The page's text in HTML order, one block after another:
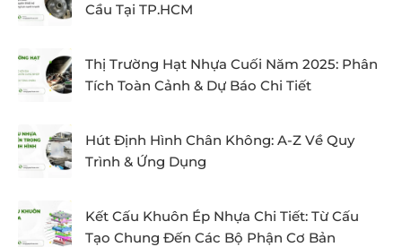
Cầu Tại TP.HCM
Thị Trường Hạt Nhựa Cuối Năm 2025: Phân
Tích Toàn Cảnh & Dự Báo Chi Tiết
Hút Định Hình Chân Không: A-Z Về Quy
Trình & Ứng Dụng
Kết Cấu Khuôn Ép Nhựa Chi Tiết: Từ Cấu
Tạo Chung Đến Các Bộ Phận Cơ Bản